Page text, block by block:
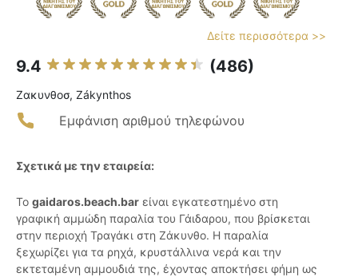
Δείτε περισσότερα >>
9.4 (486)
Ζακυνθοσ, Zákynthos
Εμφάνιση αριθμού τηλεφώνου
Σχετικά με την εταιρεία:
Το gaidaros.beach.bar είναι εγκατεστημένο στη
γραφική αμμώδη παραλία του Γάιδαρου, που βρίσκεται
στην περιοχή Τραγάκι στη Ζάκυνθο. Η παραλία
ξεχωρίζει για τα ρηχά, κρυστάλλινα νερά και την
εκτεταμένη αμμουδιά της, έχοντας αποκτήσει φήμη ως